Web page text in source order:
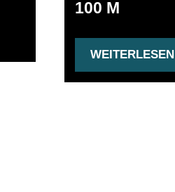
100 M
WEITERLESEN